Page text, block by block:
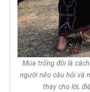
Múa trống đôi là
người nêu câu hỏi và
thay cho lời,